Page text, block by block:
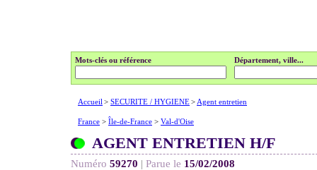
Mots-clés ou référence Département, ville...
Accueil > SECURITE / HYGIENE> Agent entretien
France > Île-de-France > Val-d'Oise
AGENT ENTRETIEN H/F
Numéro 59270 | Parue le 15/02/2008